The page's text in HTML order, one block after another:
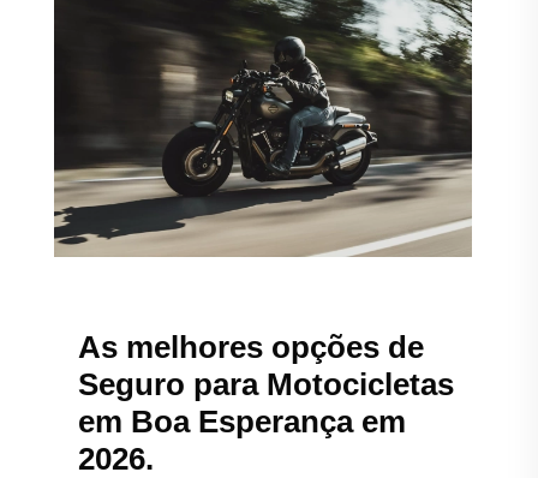
As melhores opções de
Seguro para Motocicletas
em Boa Esperança em
2026.